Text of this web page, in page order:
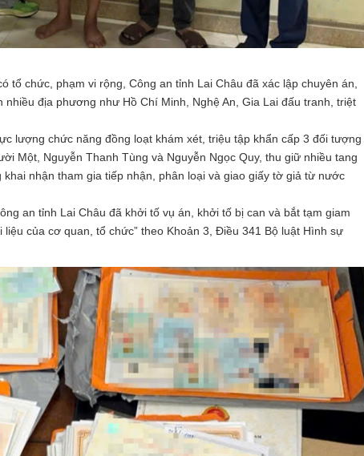
tổ chức, phạm vi rộng, Công an tỉnh Lai Châu đã xác lập chuyên án,
địa phương như Hồ Chí Minh, Nghệ An, Gia Lai đấu tranh, triệt
lượng chức năng đồng loạt khám xét, triệu tập khẩn cấp 3 đối tượng
Một, Nguyễn Thanh Tùng và Nguyễn Ngọc Quy, thu giữ nhiều tang
nhận tham gia tiếp nhận, phân loại và giao giấy tờ giả từ nước
an tỉnh Lai Châu đã khởi tố vụ án, khởi tố bị can và bắt tạm giam
của cơ quan, tổ chức” theo Khoản 3, Điều 341 Bộ luật Hình sự